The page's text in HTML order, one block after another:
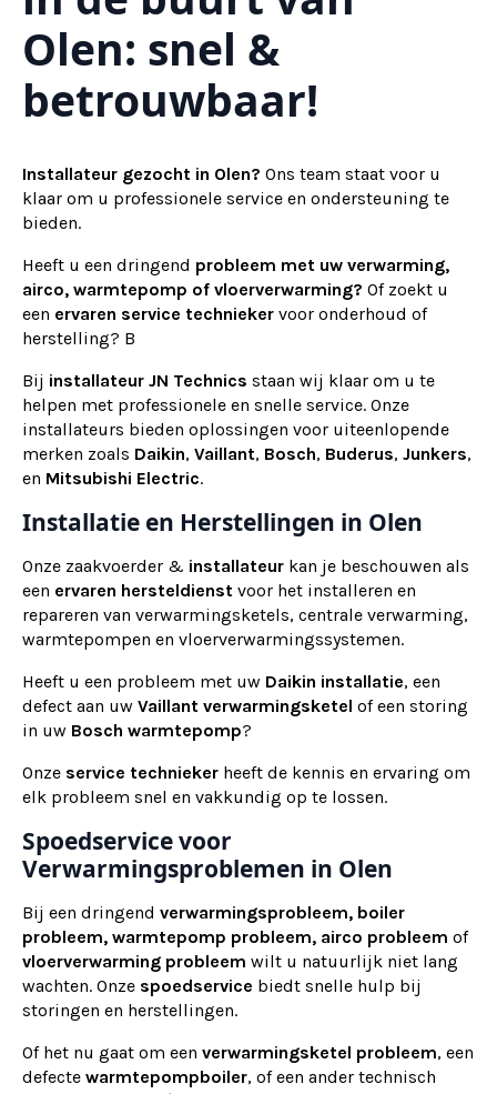
Olen: snel &
betrouwbaar!
Installateur gezocht in Olen? Ons team staat voor u
klaar om u professionele service en ondersteuning te
bieden.
Heeft u een dringend probleem met uw verwarming,
airco, warmtepomp of vloerverwarming? Of zoekt u
een ervaren service technieker voor onderhoud of
herstelling? B
Bij installateur JN Technics staan wij klaar om u te
helpen met professionele en snelle service. Onze
installateurs bieden oplossingen voor uiteenlopende
merken zoals Daikin, Vaillant, Bosch, Buderus, Junkers,
en Mitsubishi Electric.
Installatie en Herstellingen in Olen
Onze zaakvoerder & installateur kan je beschouwen als
een ervaren hersteldienst voor het installeren en
repareren van verwarmingsketels, centrale verwarming,
warmtepompen en vloerverwarmingssystemen.
Heeft u een probleem met uw Daikin installatie, een
defect aan uw Vaillant verwarmingsketel of een storing
in uw Bosch warmtepomp?
Onze service technieker heeft de kennis en ervaring om
elk probleem snel en vakkundig op te lossen.
Spoedservice voor
Verwarmingsproblemen in Olen
Bij een dringend verwarmingsprobleem, boiler
probleem, warmtepomp probleem, airco probleem of
vloerverwarming probleem wilt u natuurlijk niet lang
wachten. Onze spoedservice biedt snelle hulp bij
storingen en herstellingen.
Of het nu gaat om een verwarmingsketel probleem, een
defecte warmtepompboiler, of een ander technisch